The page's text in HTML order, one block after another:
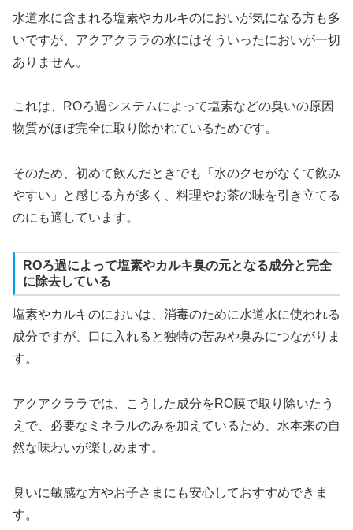
水道水に含まれる塩素やカルキのにおいが気になる方も多
いですが、アクアクララの水にはそういったにおいが一切
ありません。
これは、ROろ過システムによって塩素などの臭いの原因
物質がほぼ完全に取り除かれているためです。
そのため、初めて飲んだときでも「水のクセがなくて飲み
やすい」と感じる方が多く、料理やお茶の味を引き立てる
のにも適しています。
ROろ過によって塩素やカルキ臭の元となる成分と完全
に除去している
塩素やカルキのにおいは、消毒のために水道水に使われる
成分ですが、口に入れると独特の苦みや臭みにつながりま
す。
アクアクララでは、こうした成分をRO膜で取り除いたう
えで、必要なミネラルのみを加えているため、水本来の自
然な味わいが楽しめます。
臭いに敏感な方やお子さまにも安心しておすすめできま
す。